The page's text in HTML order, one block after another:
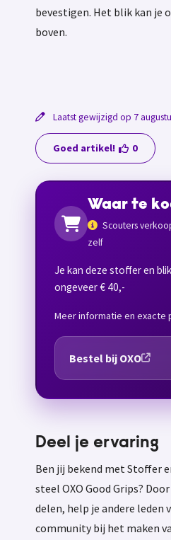
bevestigen. Het blik kan je
boven.
Laatst gewijzigd op 7
Goed artikel! 0
Waar te
Scouters
zelf
Je kan deze stoffer en
ongeveer € 40,-
Meer informatie en exacte
Bestel bij OXO
Deel je ervaring
Ben jij bekend met Stoffer
steel OXO Good Grips?
delen, help je andere leden
community bij het maken